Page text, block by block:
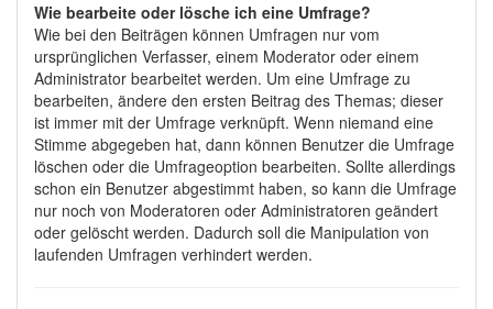
Wie bearbeite oder lösche ich eine Umfrage?
Wie bei den Beiträgen können Umfragen nur vom
ursprünglichen Verfasser, einem Moderator oder einem
Administrator bearbeitet werden. Um eine Umfrage zu
bearbeiten, ändere den ersten Beitrag des Themas; dieser
ist immer mit der Umfrage verknüpft. Wenn niemand eine
Stimme abgegeben hat, dann können Benutzer die Umfrage
löschen oder die Umfrageoption bearbeiten. Sollte allerdings
schon ein Benutzer abgestimmt haben, so kann die Umfrage
nur noch von Moderatoren oder Administratoren geändert
oder gelöscht werden. Dadurch soll die Manipulation von
laufenden Umfragen verhindert werden.